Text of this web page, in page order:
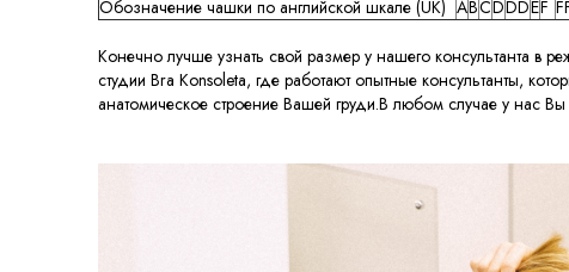
Обозначение чашки по английской шкале (UK) ABCDDDEF
Конечно лучше узнать свой размер у нашего консультанта
студии Bra Konsoleta, где работают опытные консультанты,
анатомическое строение Вашей груди.В любом случае у нас Вы